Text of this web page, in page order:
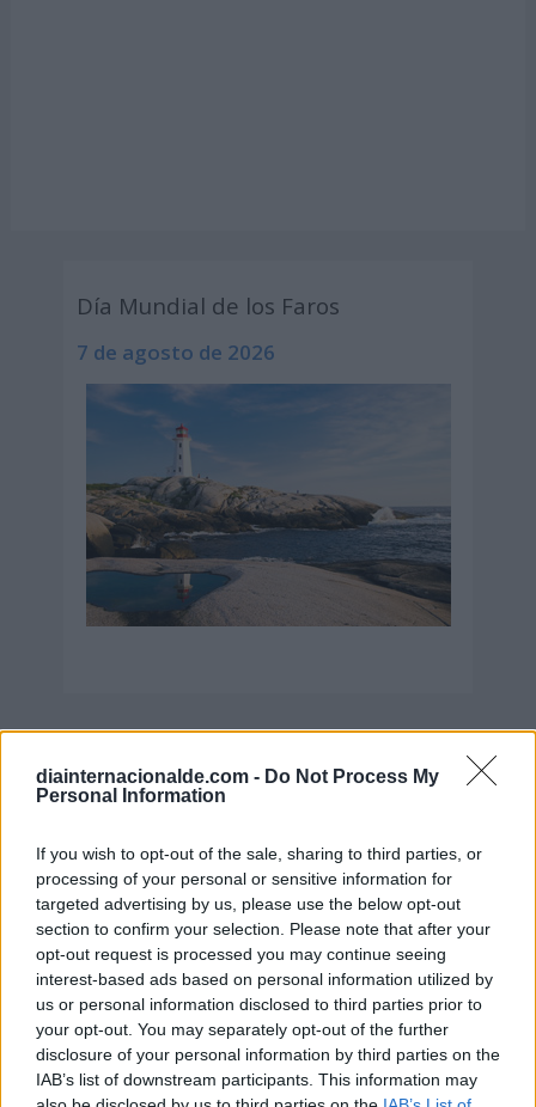
diainternacionalde.com - Do Not Process My
Personal Information
If you wish to opt-out of the sale, sharing to third parties, or
processing of your personal or sensitive information for
targeted advertising by us, please use the below opt-out
section to confirm your selection. Please note that after your
opt-out request is processed you may continue seeing
interest-based ads based on personal information utilized by
us or personal information disclosed to third parties prior to
your opt-out. You may separately opt-out of the further
disclosure of your personal information by third parties on the
IAB’s list of downstream participants. This information may
Día Mundial de los Faros
7 de agosto de 2026
Noticias y actualidad sobre Días
Internacionales
Onomástica. Todos los santos
Semanas Internacionales
Años Internacionales
Qué se celebra el día de mi cumpleaños
Eventos internacionales de cultura
Los mejores canales de Youtube según